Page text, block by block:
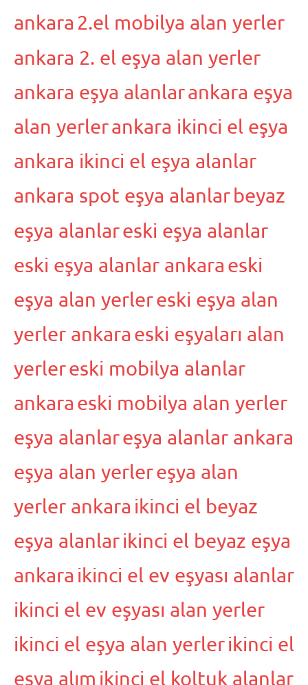
ankara 2.el mobilya alan yerler
ankara 2. el eşya alan yerler
ankara eşya alanlarankara eşya
alan yerlerankara ikinci el eşya
ankara ikinci el eşya alanlar
ankara spot eşya alanlarbeyaz
eşya alanlareski eşya alanlar
eski eşya alanlar ankara eski
eşya alan yerlereski eşya alan
yerler ankara eski eşyaları alan
yerlereski mobilya alanlar
ankara eski mobilya alan yerler
eşya alanlareşya alanlar ankara
eşya alan yerlereşya alan
yerler ankara ikinci el beyaz
eşya alanlarikinci el beyaz eşya
ankara ikinci el ev eşyası alanlar
ikinci el ev eşyası alan yerler
ikinci el eşya alan yerlerikinci el
eşya alım ikinci el koltuk alanlar